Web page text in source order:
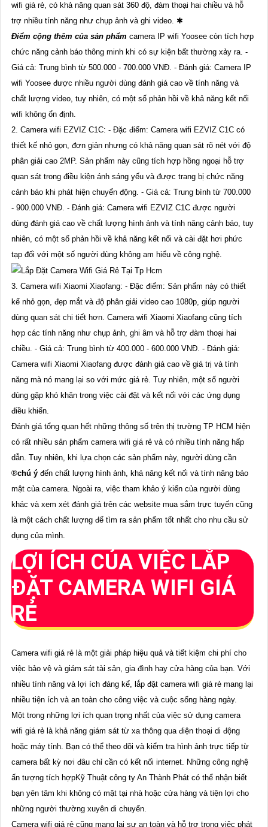
wifi giá rẻ, có khả năng quan sát 360 độ, đàm thoại hai chiều và hỗ
trợ nhiều tính năng như chụp ảnh và ghi video. ✱
Điểm cộng thêm của sản phẩm camera IP wifi Yoosee còn tích hợp
chức năng cảnh báo thông minh khi có sự kiện bất thường xảy ra. -
Giá cả: Trung bình từ 500.000 - 700.000 VNĐ. - Đánh giá: Camera IP
wifi Yoosee được nhiều người dùng đánh giá cao về tính năng và
chất lượng video, tuy nhiên, có một số phản hồi về khả năng kết nối
wifi không ổn định.
2. Camera wifi EZVIZ C1C: - Đặc điểm: Camera wifi EZVIZ C1C có
thiết kế nhỏ gọn, đơn giản nhưng có khả năng quan sát rõ nét với độ
phân giải cao 2MP. Sản phẩm này cũng tích hợp hồng ngoại hỗ trợ
quan sát trong điều kiện ánh sáng yếu và được trang bị chức năng
cảnh báo khi phát hiện chuyển động. - Giá cả: Trung bình từ 700.000
- 900.000 VNĐ. - Đánh giá: Camera wifi EZVIZ C1C được người
dùng đánh giá cao về chất lượng hình ảnh và tính năng cảnh báo, tuy
nhiên, có một số phản hồi về khả năng kết nối và cài đặt hơi phức
tạp đối với một số người dùng không am hiểu về công nghệ.
3. Camera wifi Xiaomi Xiaofang: - Đặc điểm: Sản phẩm này có thiết
kế nhỏ gọn, đẹp mắt và độ phân giải video cao 1080p, giúp người
dùng quan sát chi tiết hơn. Camera wifi Xiaomi Xiaofang cũng tích
hợp các tính năng như chụp ảnh, ghi âm và hỗ trợ đàm thoại hai
chiều. - Giá cả: Trung bình từ 400.000 - 600.000 VNĐ. - Đánh giá:
Camera wifi Xiaomi Xiaofang được đánh giá cao về giá trị và tính
năng mà nó mang lại so với mức giá rẻ. Tuy nhiên, một số người
dùng gặp khó khăn trong việc cài đặt và kết nối với các ứng dụng
điều khiển.
Đánh giá tổng quan hết những thông số trên thị trường TP HCM hiện
có rất nhiều sản phẩm camera wifi giá rẻ và có nhiều tính năng hấp
dẫn. Tuy nhiên, khi lựa chọn các sản phẩm này, người dùng cần
®️chú ý đến chất lượng hình ảnh, khả năng kết nối và tính năng bảo
mật của camera. Ngoài ra, việc tham khảo ý kiến của người dùng
khác và xem xét đánh giá trên các website mua sắm trực tuyến cũng
là một cách chất lượng để tìm ra sản phẩm tốt nhất cho nhu cầu sử
dụng của mình.
LỢI ÍCH CỦA VIỆC LẮP
ĐẶT CAMERA WIFI GIÁ
RẺ
Camera wifi giá rẻ là một giải pháp hiệu quả và tiết kiệm chi phí cho
việc bảo vệ và giám sát tài sản, gia đình hay cửa hàng của bạn. Với
nhiều tính năng và lợi ích đáng kể, lắp đặt camera wifi giá rẻ mang lại
nhiều tiện ích và an toàn cho công việc và cuộc sống hàng ngày.
Một trong những lợi ích quan trọng nhất của việc sử dụng camera
wifi giá rẻ là khả năng giám sát từ xa thông qua điện thoại di động
hoặc máy tính. Bạn có thể theo dõi và kiểm tra hình ảnh trực tiếp từ
camera bất kỳ nơi đâu chỉ cần có kết nối internet. Những công nghệ
ấn tượng tích hợpKỹ Thuật công ty An Thành Phát có thể nhận biết
bạn yên tâm khi không có mặt tại nhà hoặc cửa hàng và tiện lợi cho
những người thường xuyên di chuyển.
Camera wifi giá rẻ cũng mang lại sự an toàn và hỗ trợ trong việc phát